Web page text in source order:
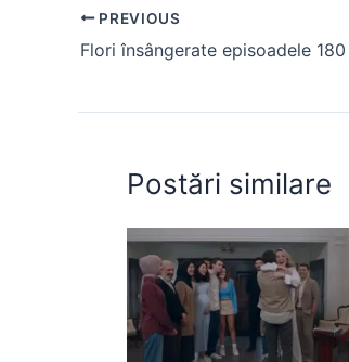
b
o
o
A
p
p
e
n
g
st t
PREVIOUS
Postări similare